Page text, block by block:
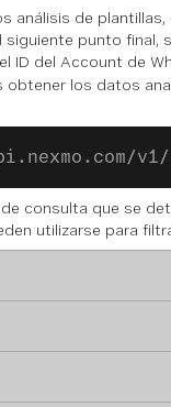
análisis de plantillas,
siguiente punto final,
ID del Account de
obtener los datos
v1/
consulta que se
utilizarse para